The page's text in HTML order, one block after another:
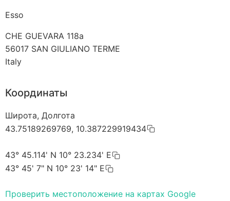
Esso
CHE GUEVARA 118a
56017 SAN GIULIANO TERME
Italy
Координаты
Широта, Долгота
43.75189269769, 10.387229919434
43° 45.114' N 10° 23.234' E
43° 45' 7" N 10° 23' 14" E
Проверить местоположение на картах Google